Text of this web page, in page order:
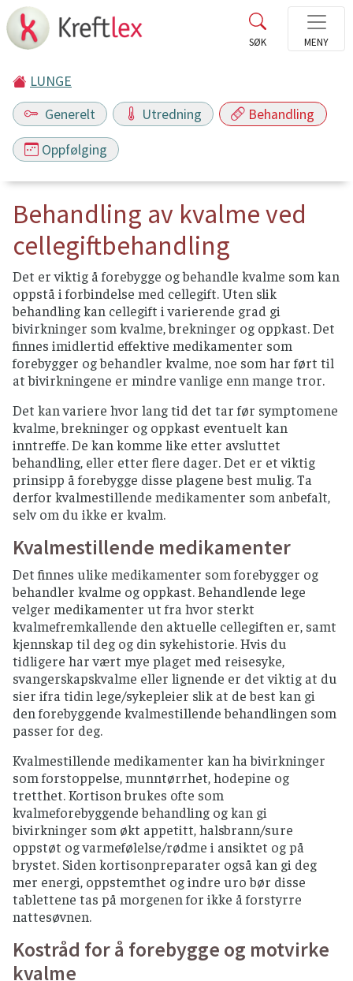
LUNGE
Generelt
Utredning Behandling
Oppfølging
Behandling av kvalme ved
cellegiftbehandling
Det er viktig å forebygge og behandle kvalme som kan
oppstå i forbindelse med cellegift. Uten slik
behandling kan cellegift i varierende grad gi
bivirkninger som kvalme, brekninger og oppkast. Det
finnes imidlertid effektive medikamenter som
forebygger og behandler kvalme, noe som har ført til
at bivirkningene er mindre vanlige enn mange tror.
Det kan variere hvor lang tid det tar før symptomene
kvalme, brekninger og oppkast eventuelt kan
inntreffe. De kan komme like etter avsluttet
behandling, eller etter flere dager. Det er et viktig
prinsipp å forebygge disse plagene best mulig. Ta
derfor kvalmestillende medikamenter som anbefalt,
selv om du ikke er kvalm.
Kvalmestillende medikamenter
Det finnes ulike medikamenter som forebygger og
behandler kvalme og oppkast. Behandlende lege
velger medikamenter ut fra hvor sterkt
kvalmefremkallende den aktuelle cellegiften er, samt
kjennskap til deg og din sykehistorie. Hvis du
tidligere har vært mye plaget med reisesyke,
svangerskapskvalme eller lignende er det viktig at du
sier ifra tidin lege/sykepleier slik at de best kan gi
den forebyggende kvalmestillende behandlingen som
passer for deg.
Kvalmestillende medikamenter kan ha bivirkninger
som forstoppelse, munntørrhet, hodepine og
tretthet. Kortison brukes ofte som
kvalmeforebyggende behandling og kan gi
bivirkninger som økt appetitt, halsbrann/sure
oppstøt og varmefølelse/rødme i ansiktet og på
brystet. Siden kortisonpreparater også kan gi deg
mer energi, oppstemthet og indre uro bør disse
tablettene tas på morgenen for ikke å forstyrre
nattesøvnen.
Kostråd for å forebygge og motvirke
kvalme